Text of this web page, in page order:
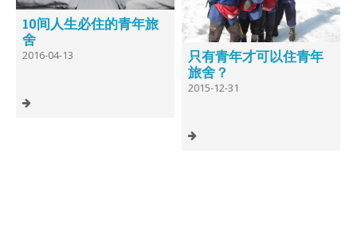
10间人生必住的青年旅
舍
2016-04-13
只有青年才可以住青年
旅舍？
2015-12-31